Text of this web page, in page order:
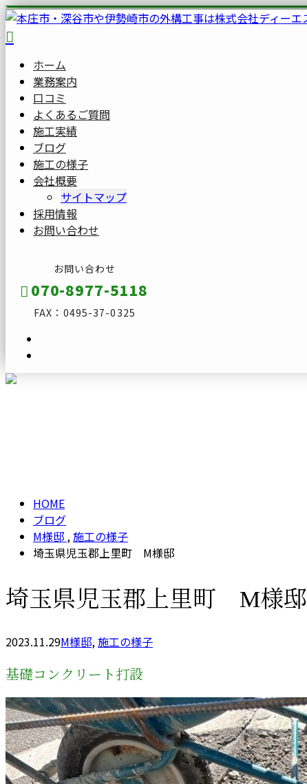
ホーム
業務案内
口コミ
よくあるご質問
施工実績
ブログ
施工の様子
会社概要
サイトマップ
採用情報
お問い合わせ
お問い合わせ
070-8977-5118
FAX：0495-37-0325
HOME
ブログ
M様邸 ,施工の様子
埼玉県児玉郡上里町 M様邸
埼玉県児玉郡上里町 M様邸
2023.11.29M様邸,施工の様子
基礎コンクリート打設